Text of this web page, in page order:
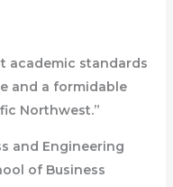
academic standards
and a formidable
Northwest.”
and Engineering
of Business